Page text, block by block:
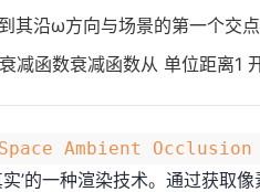
其沿ω方向与场景的第一个交
减函数衰减函数从 单位距离1
Ambient Occlusion
’的一种渲染技术。通过获取像